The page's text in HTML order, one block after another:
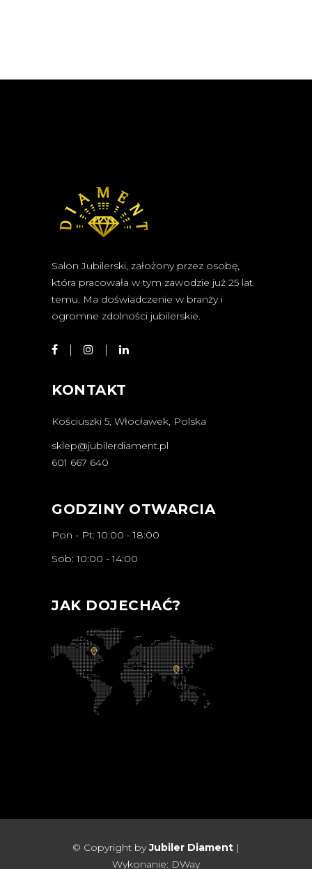
Salon Jubilerski, założony przez osobę,
która pracowała w tym zawodzie już 25 lat
temu. Ma doświadczenie w branży i
ogromne zdolności jubilerskie.
KONTAKT
Kościuszki 5, Włocławek, Polska
sklep@jubilerdiament.pl
601 667 640
GODZINY OTWARCIA
Pon - Pt: 10:00 - 18:00
Sob: 10:00 - 14:00
JAK DOJECHAĆ?
© Copyright byJubiler Diament |
Wykonanie: DWay